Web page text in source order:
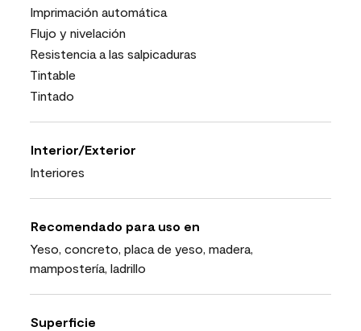
Imprimación automática
Flujo y nivelación
Resistencia a las salpicaduras
Tintable
Tintado
Interior/Exterior
Interiores
Recomendado para uso en
Yeso, concreto, placa de yeso, madera,
mampostería, ladrillo
Superficie